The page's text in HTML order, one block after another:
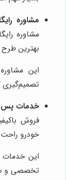
مشاوره
مشاوره
بهترین
این
تصمیم‌گیری
خدمات پس
فروش
خودرو
این خدمات
تخصصی و